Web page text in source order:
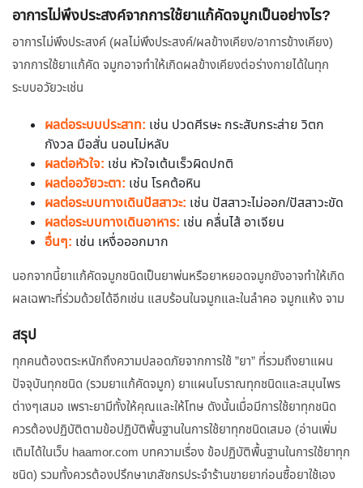
อาการไม่พึงประสงค์จากการใช้ยาแก้คัดจมูกเป็นอย่างไร?
อาการไม่พึงประสงค์ (ผลไม่พึงประสงค์/ผลข้างเคียง/อาการข้างเคียง)
จากการใช้ยาแก้คัด จมูกอาจทำให้เกิดผลข้างเคียงต่อร่างกายได้ในทุก
ระบบอวัยวะเช่น
ผลต่อระบบประสาท: เช่น ปวดศีรษะ กระสับกระส่าย วิตก
กังวล มือสั่น นอนไม่หลับ
ผลต่อหัวใจ: เช่น หัวใจเต้นเร็วผิดปกติ
ผลต่ออวัยวะตา: เช่น โรคต้อหิน
ผลต่อระบบทางเดินปัสสาวะ: เช่น ปัสสาวะไม่ออก/ปัสสาวะขัด
ผลต่อระบบทางเดินอาหาร: เช่น คลื่นไส้ อาเจียน
อื่นๆ: เช่น เหงื่อออกมาก
นอกจากนี้ยาแก้คัดจมูกชนิดเป็นยาพ่นหรือยาหยอดจมูกยังอาจทำให้เกิด
ผลเฉพาะที่ร่วมด้วยได้อีกเช่น แสบร้อนในจมูกและในลำคอ จมูกแห้ง จาม
สรุป
ทุกคนต้องตระหนักถึงความปลอดภัยจากการใช้ ”ยา” ที่รวมถึงยาแผน
ปัจจุบันทุกชนิด (รวมยาแก้คัดจมูก) ยาแผนโบราณทุกชนิดและสมุนไพร
ต่างๆเสมอ เพราะยามีทั้งให้คุณและให้โทษ ดังนั้นเมื่อมีการใช้ยาทุกชนิด
ควรต้องปฏิบัติตามข้อปฏิบัติพื้นฐานในการใช้ยาทุกชนิดเสมอ (อ่านเพิ่ม
เติมได้ในเว็บ haamor.com บทความเรื่อง ข้อปฏิบัติพื้นฐานในการใช้ยาทุก
ชนิด) รวมทั้งควรต้องปรึกษาเภสัชกรประจำร้านขายยาก่อนซื้อยาใช้เอง